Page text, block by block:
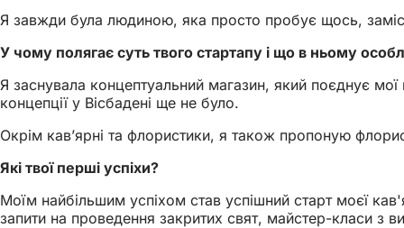
Я завжди була людиною, яка просто пробує щось,
У чому полягає суть твого стартапу і що в ньому
Я заснувала концептуальний магазин, який поєднує
концепції у Вісбадені ще не було.
Окрім кав’ярні та флористики, я також пропоную
Які твої перші успіхи?
Моїм найбільшим успіхом став успішний старт моєї
запити на проведення закритих свят, майстер-класи з